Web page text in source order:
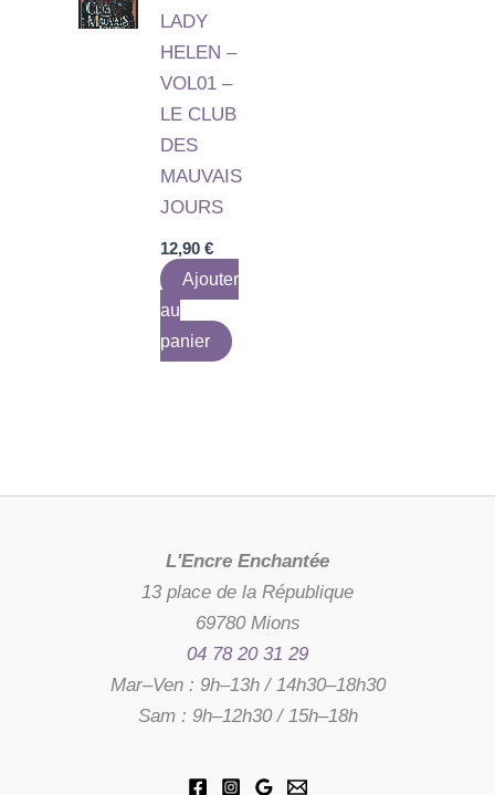
LADY
HELEN –
VOL01 –
LE CLUB
DES
MAUVAIS
JOURS
12,90€
Ajouter
au
panier
L'Encre Enchantée
13 place de la République
69780 Mions
04 78 20 31 29
Mar–Ven : 9h–13h / 14h30–18h30
Sam : 9h–12h30 / 15h–18h